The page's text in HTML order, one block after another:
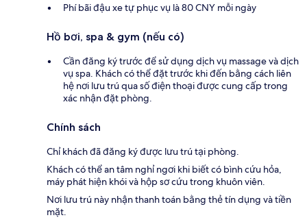
Phí bãi đậu xe tự phục vụ là 80 CNY mỗi ngày
Hồ bơi, spa & gym (nếu có)
Cần đăng ký trước để sử dụng dịch vụ massage và dịch
vụ spa. Khách có thể đặt trước khi đến bằng cách liên
hệ nơi lưu trú qua số điện thoại được cung cấp trong
xác nhận đặt phòng.
Chính sách
Chỉ khách đã đăng ký được lưu trú tại phòng.
Khách có thể an tâm nghỉ ngơi khi biết có bình cứu hỏa,
máy phát hiện khói và hộp sơ cứu trong khuôn viên.
Nơi lưu trú này nhận thanh toán bằng thẻ tín dụng và tiền
mặt.